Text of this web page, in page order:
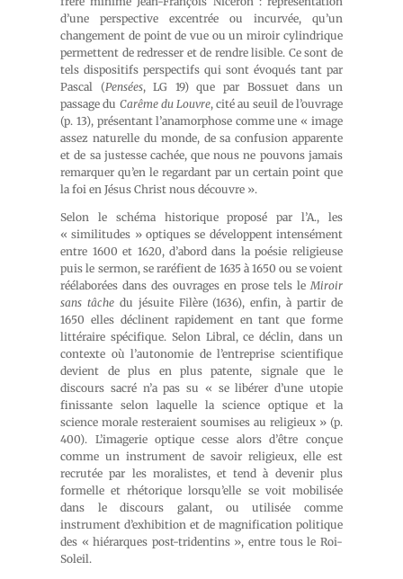
d’une perspective excentrée ou incurvée, qu’un
changement de point de vue ou un miroir cylindrique
permettent de redresser et de rendre lisible. Ce sont de
tels dispositifs perspectifs qui sont évoqués tant par
Pascal (Pensées, LG 19) que par Bossuet dans un
passage du Carême du Louvre, cité au seuil de l’ouvrage
(p. 13), présentant l’anamorphose comme une « image
assez naturelle du monde, de sa confusion apparente
et de sa justesse cachée, que nous ne pouvons jamais
remarquer qu’en le regardant par un certain point que
la foi en Jésus Christ nous découvre ».
Selon le schéma historique proposé par l’A., les
« similitudes » optiques se développent intensément
entre 1600 et 1620, d’abord dans la poésie religieuse
puis le sermon, se raréfient de 1635 à 1650 ou se voient
réélaborées dans des ouvrages en prose tels leMiroir
sans tâche du jésuite Filère (1636), enfin, à partir de
1650 elles déclinent rapidement en tant que forme
littéraire spécifique. Selon Libral, ce déclin, dans un
contexte où l’autonomie de l’entreprise scientifique
devient de plus en plus patente, signale que le
discours sacré n’a pas su « se libérer d’une utopie
finissante selon laquelle la science optique et la
science morale resteraient soumises au religieux » (p.
400). L’imagerie optique cesse alors d’être conçue
comme un instrument de savoir religieux, elle est
recrutée par les moralistes, et tend à devenir plus
formelle et rhétorique lorsqu’elle se voit mobilisée
dans le discours galant, ou utilisée comme
instrument d’exhibition et de magnification politique
des « hiérarques post-tridentins », entre tous le Roi-
Soleil.